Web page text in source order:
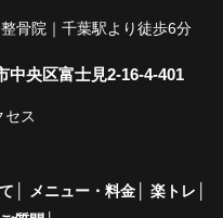
央区富士見2-16-4-401
メニュー・料金
楽トレ